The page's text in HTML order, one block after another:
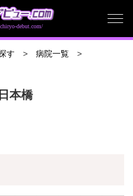
debut.com/
す 病院一覧
本橋